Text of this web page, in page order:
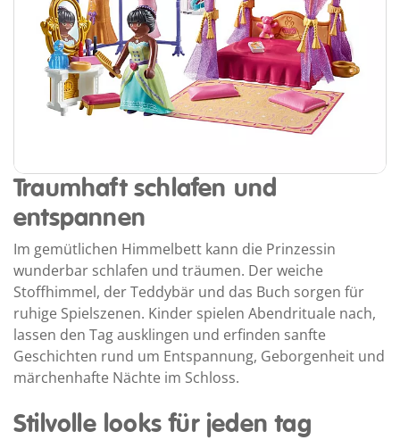
Traumhaft schlafen und
entspannen
Im gemütlichen Himmelbett kann die Prinzessin
wunderbar schlafen und träumen. Der weiche
Stoffhimmel, der Teddybär und das Buch sorgen für
ruhige Spielszenen. Kinder spielen Abendrituale nach,
lassen den Tag ausklingen und erfinden sanfte
Geschichten rund um Entspannung, Geborgenheit und
märchenhafte Nächte im Schloss.
Stilvolle looks für jeden tag